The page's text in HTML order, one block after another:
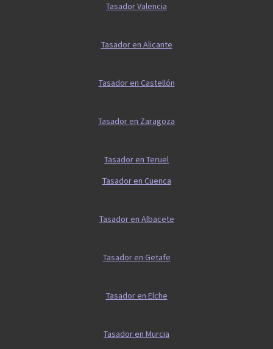
Tasador Valencia
Tasador en Alicante
Tasador en Castellón
Tasador en Zaragoza
Tasador en Teruel
Tasador en Cuenca
Tasador en Albacete
Tasador en Getafe
Tasador en Elche
Tasador en Murcia